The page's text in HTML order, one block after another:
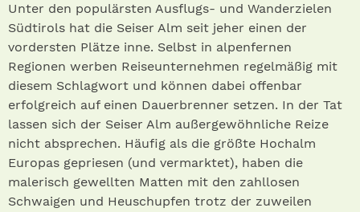
Unter den populärsten Ausflugs- und Wanderzielen
Südtirols hat die Seiser Alm seit jeher einen der
vordersten Plätze inne. Selbst in alpenfernen
Regionen werben Reiseunternehmen regelmäßig mit
diesem Schlagwort und können dabei offenbar
erfolgreich auf einen Dauerbrenner setzen. In der Tat
lassen sich der Seiser Alm außergewöhnliche Reize
nicht absprechen. Häufig als die größte Hochalm
Europas gepriesen (und vermarktet), haben die
malerisch gewellten Matten mit den zahllosen
Schwaigen und Heuschupfen trotz der zuweilen